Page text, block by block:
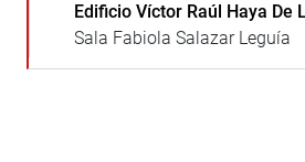
Edificio Víctor Raúl Haya De
Sala Fabiola Salazar Leguía